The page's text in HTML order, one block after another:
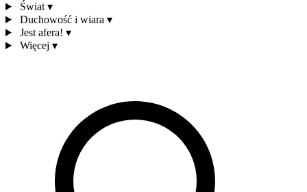
Świat ▾
Duchowość i wiara ▾
Jest afera! ▾
Więcej ▾